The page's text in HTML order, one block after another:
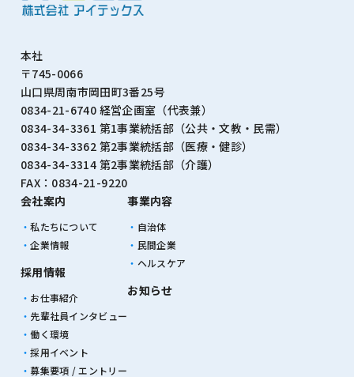
本社
〒745-0066
山口県周南市岡田町3番25号
0834-21-6740 経営企画室（代表兼）
0834-34-3361 第1事業統括部（公共・文教・⺠需）
0834-34-3362 第2事業統括部（医療・健診）
0834-34-3314 第2事業統括部（介護）
FAX：0834-21-9220
会社案内
私たちについて
企業情報
採用情報
お仕事紹介
先輩社員インタビュー
働く環境
採用イベント
募集要項 / エントリー
事業内容
自治体
民間企業
ヘルスケア
お知らせ